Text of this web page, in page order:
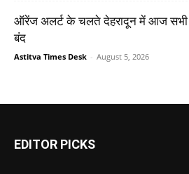
ऑरेंज अलर्ट के चलते देहरादून में आज
बंद
Astitva Times Desk - August 5, 2026
EDITOR PICKS